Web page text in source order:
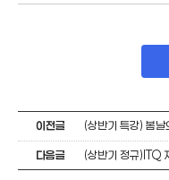
이전글 (상반기 특강) 봄날
다음글 (상반기 정규)ITQ